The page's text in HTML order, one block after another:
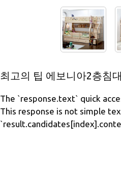
최고의 팁 에보니아2층침
The `response.text` quick
This response is not simple